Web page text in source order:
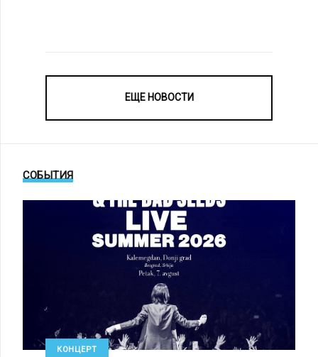
ЕЩЕ НОВОСТИ
СОБЫТИЯ
КОНЦЕРТ